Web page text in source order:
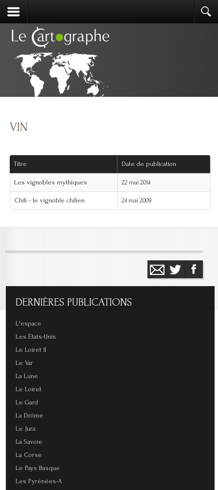
VIN
Titre Date de publication
Les vignobles mythiques 22 mai 2014
Chili - le vignoble chilien 24 mai 2009
DERNIÈRES PUBLICATIONS
L'espace
Les États-Unis
Le Loiret II
Le Var
La Lune
Le Loiret
Le Gard
La Drôme
Le Jura
La Savoie
La Corse
Le Pays Basque
Les Pyrénées-A